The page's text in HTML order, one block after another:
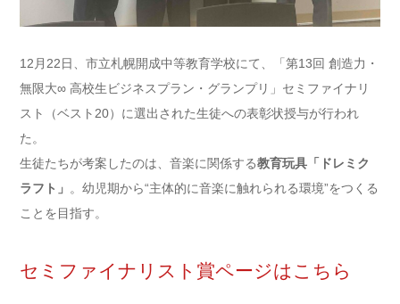
12月22日、市立札幌開成中等教育学校にて、「第13回 創造力・
無限大∞ 高校生ビジネスプラン・グランプリ」セミファイナリ
スト（ベスト20）に選出された生徒への表彰状授与が行われ
た。
生徒たちが考案したのは、音楽に関係する教育玩具「ドレミク
ラフト」 。幼児期から“主体的に音楽に触れられる環境”をつくる
ことを目指す。
セミファイナリスト賞ページはこちら